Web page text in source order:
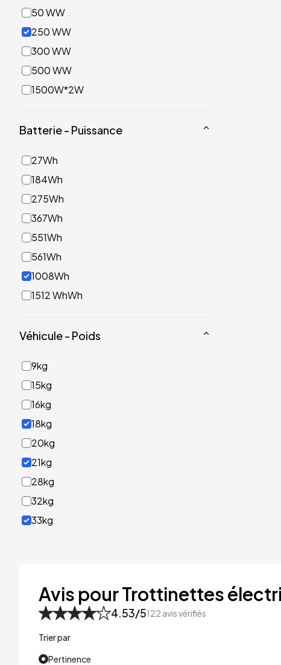
50 WW
250 WW
300 WW
500 WW
1500W*2W
Batterie - Puissance
27Wh
184Wh
275Wh
367Wh
551Wh
561Wh
1008Wh
1512 WhWh
Véhicule - Poids
9kg
15kg
16kg
18kg
20kg
21kg
28kg
32kg
33kg
53kg
Avis pour Trottinettes
4.53/5122 avis vérifiés
Trier par
Pertinence